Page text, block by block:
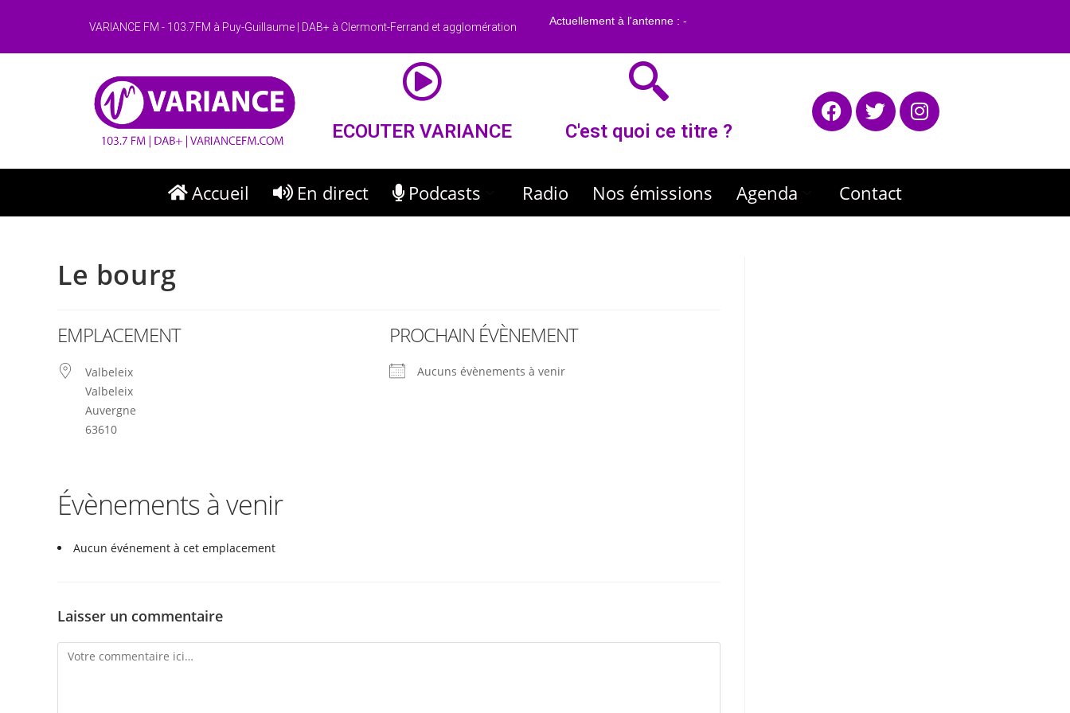
VARIANCE FM - 103.7FM à Puy-Guillaume | DAB+ à Clermont-Ferrand et agglomération
ECOUTER VARIANCE C'est quoi ce titre ?
Accueil En direct Podcasts Radio Nos émissions Agenda Contact
Le bourg
EMPLACEMENT
Valbeleix
Valbeleix
Auvergne
63610
PROCHAIN ÉVÈNEMENT
Aucuns évènements à venir
Évènements à venir
Aucun événement à cet emplacement
Laisser un commentaire